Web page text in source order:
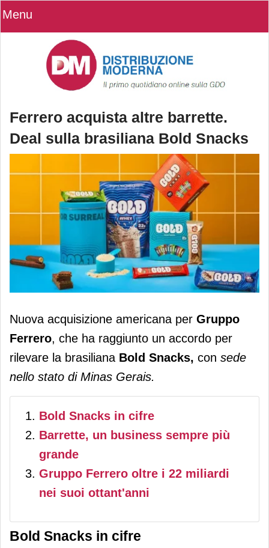
Menu
Ferrero acquista altre barrette.
Deal sulla brasiliana Bold Snacks
Ferrero acquista altre barrette. Deal
sulla brasiliana Bold Snacks
Nuova acquisizione americana per Gruppo
Ferrero, che ha raggiunto un accordo per
rilevare la brasiliana Bold Snacks, con sede
nello stato di Minas Gerais.
Bold Snacks in cifre
Barrette, un business sempre più
grande
Gruppo Ferrero oltre i 22 miliardi
nei suoi ottant'anni
Bold Snacks in cifre